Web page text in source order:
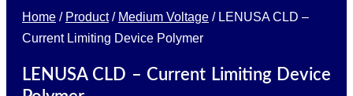
Home / Product/ Medium Voltage / LENUSA CLD –
Current Limiting Device Polymer
LENUSA CLD – Current Limiting Device